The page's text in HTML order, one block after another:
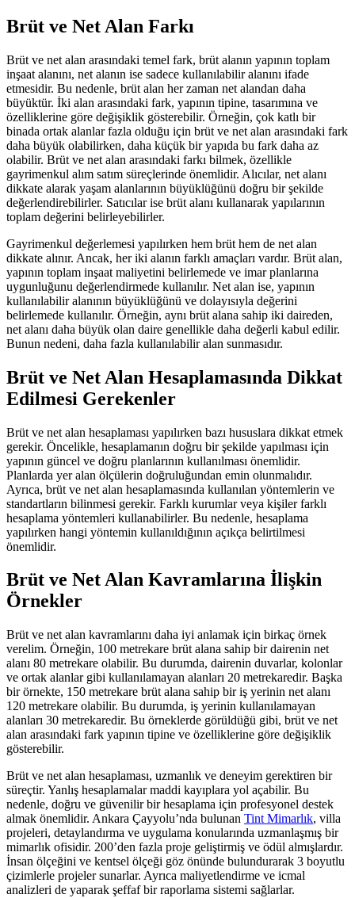
Brüt ve Net Alan Farkı
Brüt ve net alan arasındaki temel fark, brüt alanın yapının toplam
inşaat alanını, net alanın ise sadece kullanılabilir alanını ifade
etmesidir. Bu nedenle, brüt alan her zaman net alandan daha
büyüktür. İki alan arasındaki fark, yapının tipine, tasarımına ve
özelliklerine göre değişiklik gösterebilir. Örneğin, çok katlı bir
binada ortak alanlar fazla olduğu için brüt ve net alan arasındaki fark
daha büyük olabilirken, daha küçük bir yapıda bu fark daha az
olabilir. Brüt ve net alan arasındaki farkı bilmek, özellikle
gayrimenkul alım satım süreçlerinde önemlidir. Alıcılar, net alanı
dikkate alarak yaşam alanlarının büyüklüğünü doğru bir şekilde
değerlendirebilirler. Satıcılar ise brüt alanı kullanarak yapılarının
toplam değerini belirleyebilirler.
Gayrimenkul değerlemesi yapılırken hem brüt hem de net alan
dikkate alınır. Ancak, her iki alanın farklı amaçları vardır. Brüt alan,
yapının toplam inşaat maliyetini belirlemede ve imar planlarına
uygunluğunu değerlendirmede kullanılır. Net alan ise, yapının
kullanılabilir alanının büyüklüğünü ve dolayısıyla değerini
belirlemede kullanılır. Örneğin, aynı brüt alana sahip iki daireden,
net alanı daha büyük olan daire genellikle daha değerli kabul edilir.
Bunun nedeni, daha fazla kullanılabilir alan sunmasıdır.
Brüt ve Net Alan Hesaplamasında Dikkat
Edilmesi Gerekenler
Brüt ve net alan hesaplaması yapılırken bazı hususlara dikkat etmek
gerekir. Öncelikle, hesaplamanın doğru bir şekilde yapılması için
yapının güncel ve doğru planlarının kullanılması önemlidir.
Planlarda yer alan ölçülerin doğruluğundan emin olunmalıdır.
Ayrıca, brüt ve net alan hesaplamasında kullanılan yöntemlerin ve
standartların bilinmesi gerekir. Farklı kurumlar veya kişiler farklı
hesaplama yöntemleri kullanabilirler. Bu nedenle, hesaplama
yapılırken hangi yöntemin kullanıldığının açıkça belirtilmesi
önemlidir.
Brüt ve Net Alan Kavramlarına İlişkin
Örnekler
Brüt ve net alan kavramlarını daha iyi anlamak için birkaç örnek
verelim. Örneğin, 100 metrekare brüt alana sahip bir dairenin net
alanı 80 metrekare olabilir. Bu durumda, dairenin duvarlar, kolonlar
ve ortak alanlar gibi kullanılamayan alanları 20 metrekaredir. Başka
bir örnekte, 150 metrekare brüt alana sahip bir iş yerinin net alanı
120 metrekare olabilir. Bu durumda, iş yerinin kullanılamayan
alanları 30 metrekaredir. Bu örneklerde görüldüğü gibi, brüt ve net
alan arasındaki fark yapının tipine ve özelliklerine göre değişiklik
gösterebilir.
Brüt ve net alan hesaplaması, uzmanlık ve deneyim gerektiren bir
süreçtir. Yanlış hesaplamalar maddi kayıplara yol açabilir. Bu
nedenle, doğru ve güvenilir bir hesaplama için profesyonel destek
almak önemlidir. Ankara Çayyolu’nda bulunan Tint Mimarlık, villa
projeleri, detaylandırma ve uygulama konularında uzmanlaşmış bir
mimarlık ofisidir. 200’den fazla proje geliştirmiş ve ödül almışlardır.
İnsan ölçeğini ve kentsel ölçeği göz önünde bulundurarak 3 boyutlu
çizimlerle projeler sunarlar. Ayrıca maliyetlendirme ve icmal
analizleri de yaparak şeffaf bir raporlama sistemi sağlarlar.